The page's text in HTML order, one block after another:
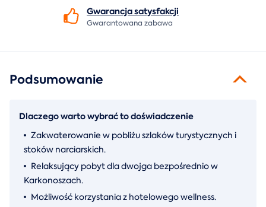
Gwarancjasatysfakcji
Gwarantowana zabawa
Podsumowanie
Dlaczego warto wybrać to doświadczenie
Zakwaterowanie w pobliżu szlaków turystycznych i
stoków narciarskich.
Relaksujący pobyt dla dwojga bezpośrednio w
Karkonoszach.
Możliwość korzystania z hotelowego wellness.